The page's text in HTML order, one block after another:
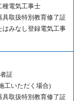
種電気工事士
具取扱特別教育修了証
みなし登録電気工事
証
工いただく場合)
具取扱特別教育修了証